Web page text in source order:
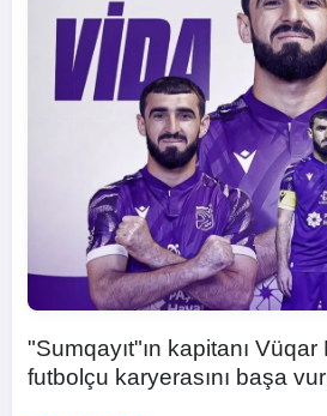
"Sumqayıt"ın kapitanı
futbolçu karyerasını başa